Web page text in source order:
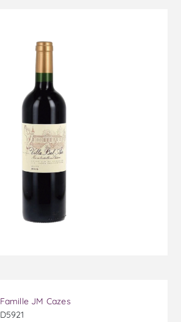
Famille JM Cazes
D5921